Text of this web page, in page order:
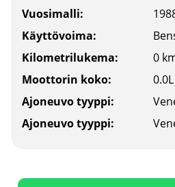
Vuosimalli:
Käyttövoima:
Kilometrilukema:
0
Moottorin koko:
0.0L
Ajoneuvo tyyppi:
Ajoneuvo tyyppi: